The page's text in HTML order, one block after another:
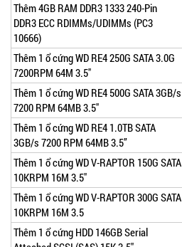
Thêm 4GB RAM DDR3 1333 240-Pin
DDR3 ECC RDIMMs/UDIMMs (PC3
10666)
Thêm 1 ổ cứng WD RE4 250G SATA 3.0G
7200RPM 64M 3.5"
Thêm 1 ổ cứng WD RE4 500G SATA 3GB/s
7200 RPM 64MB 3.5"
Thêm 1 ổ cứng WD RE4 1.0TB SATA
3GB/s 7200 RPM 64MB 3.5”
Thêm 1 ổ cứng WD V-RAPTOR 150G SATA
10KRPM 16M 3.5"
Thêm 1 ổ cứng WD V-RAPTOR 300G SATA
10KRPM 16M 3.5
Thêm 1 ổ cứng HDD 146GB Serial